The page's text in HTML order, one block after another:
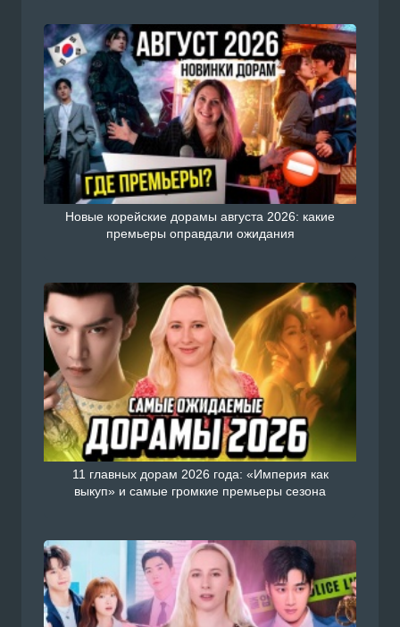
Новые корейские дорамы августа 2026: какие
премьеры оправдали ожидания
11 главных дорам 2026 года: «Империя как
выкуп» и самые громкие премьеры сезона